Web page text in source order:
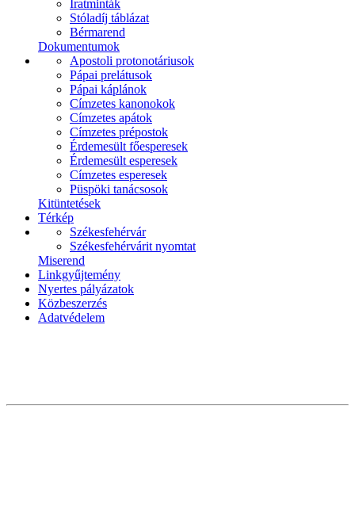
Iratminták
Stóladíj táblázat
Bérmarend
Dokumentumok
Apostoli protonotáriusok
Pápai prelátusok
Pápai káplánok
Címzetes kanonokok
Címzetes apátok
Címzetes prépostok
Érdemesült főesperesek
Érdemesült esperesek
Címzetes esperesek
Püspöki tanácsosok
Kitüntetések
Térkép
Székesfehérvár
Székesfehérvárit nyomtat
Miserend
Linkgyűjtemény
Nyertes pályázatok
Közbeszerzés
Adatvédelem